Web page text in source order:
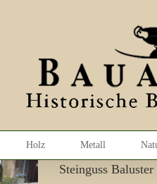
Holz Metall
Steinguss